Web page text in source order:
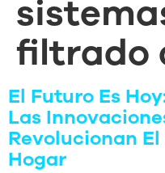
filtrado
El Futuro Es
Las
Revolucionan
Hogar